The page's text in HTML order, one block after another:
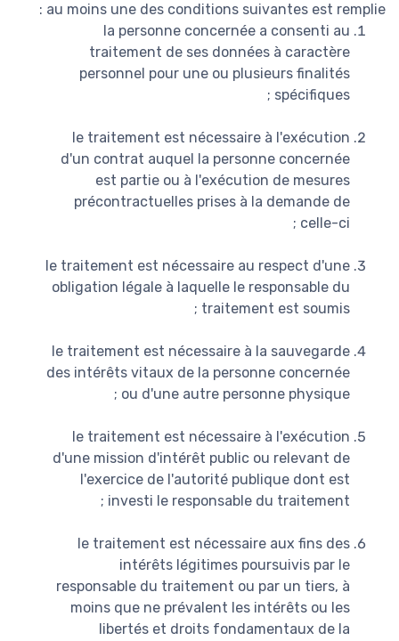
au moins une des conditions suivantes est remplie :
la personne concernée a consenti au
traitement de ses données à caractère
personnel pour une ou plusieurs finalités
spécifiques ;
le traitement est nécessaire à l'exécution
d'un contrat auquel la personne concernée
est partie ou à l'exécution de mesures
précontractuelles prises à la demande de
celle-ci ;
le traitement est nécessaire au respect d'une
obligation légale à laquelle le responsable du
traitement est soumis ;
le traitement est nécessaire à la sauvegarde
des intérêts vitaux de la personne concernée
ou d'une autre personne physique ;
le traitement est nécessaire à l'exécution
d'une mission d'intérêt public ou relevant de
l'exercice de l'autorité publique dont est
investi le responsable du traitement ;
le traitement est nécessaire aux fins des
intérêts légitimes poursuivis par le
responsable du traitement ou par un tiers, à
moins que ne prévalent les intérêts ou les
libertés et droits fondamentaux de la